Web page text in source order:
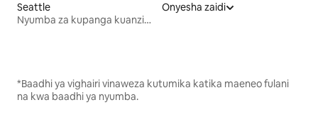
Seattle
Nyumba za kupanga kuanzia mwezi mmoja
Onyesha zaidi
*Baadhi ya vighairi vinaweza kutumika katika maeneo fulani
na kwa baadhi ya nyumba.